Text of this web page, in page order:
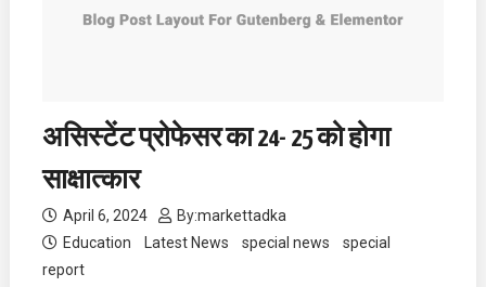
असिस्टेंट प्रोफेसर का 24- 25 को होगा
साक्षात्कार
April 6, 2024 By:markettadka
Education
Latest News special news
special
report